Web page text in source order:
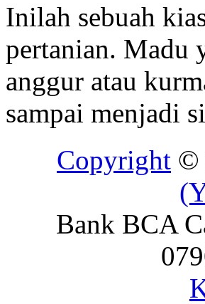
Inilah sebuah
pertanian. Madu
anggur atau
sampai menjadi
Copyright ©
Bank BCA